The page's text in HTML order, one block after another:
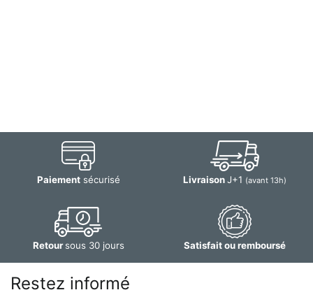
Paiementsécurisé LivraisonJ+1 (avant 13h)
Retoursous 30 jours Satisfait ou remboursé
Restez informé